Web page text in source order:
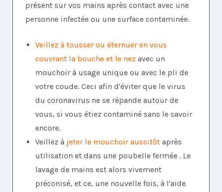
présent sur vos mains après contact avec une
personne infectée ou une surface contaminée.
Veillez à tousser ou éternuer en vous
couvrant la bouche et le nez avec un
mouchoir à usage unique ou avec le pli de
votre coude. Ceci afin d'éviter que le virus
du coronavirus ne se répande autour de
vous, si vous étiez contaminé sans le savoir
encore.
Veillez à jeter le mouchoir aussitôt après
utilisation et dans une poubelle fermée . Le
lavage de mains est alors vivement
préconisé, et ce, une nouvelle fois, à l'aide